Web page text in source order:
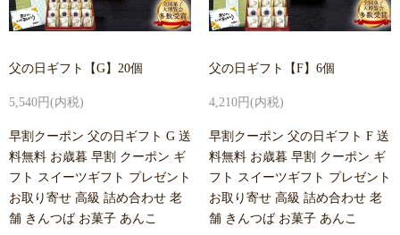
父の日ギフト【G】20個
5,540円(内税)
早割クーポン 父の日ギフト G 送
料無料 お歳暮 早割 クーポン ギ
フト スイーツギフト プレゼント
お取り寄せ 高級 詰め合わせ 老
舗 きんつば お菓子 あんこ
父の日ギフト【F】6個
4,210円(内税)
早割クーポン 父の日ギフト F 送
料無料 お歳暮 早割 クーポン ギ
フト スイーツギフト プレゼント
お取り寄せ 高級 詰め合わせ 老
舗 きんつば お菓子 あんこ